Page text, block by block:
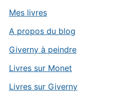
Mes livres
A propos du blog
Giverny à peindre
Livres sur Monet
Livres sur Giverny